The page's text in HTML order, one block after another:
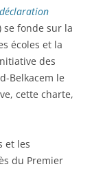
se fonde sur la
écoles et la
des
Belkacem le
cette charte,
et les
du Premier